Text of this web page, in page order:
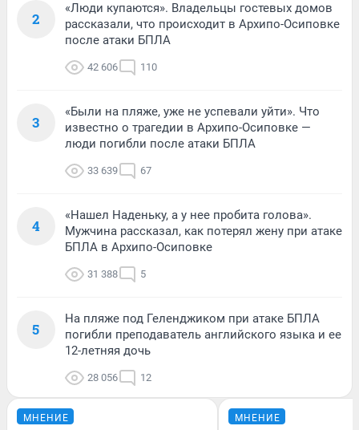
2
«Люди купаются». Владельцы гостевых домов
рассказали, что происходит в Архипо-Осиповке
после атаки БПЛА
42 606 110
3
«Были на пляже, уже не успевали уйти». Что
известно о трагедии в Архипо-Осиповке —
люди погибли после атаки БПЛА
33 639 67
4
«Нашел Наденьку, а у нее пробита голова».
Мужчина рассказал, как потерял жену при атаке
БПЛА в Архипо-Осиповке
31 388 5
5
На пляже под Геленджиком при атаке БПЛА
погибли преподаватель английского языка и ее
12-летняя дочь
28 056 12
МНЕНИЕ МНЕНИЕ